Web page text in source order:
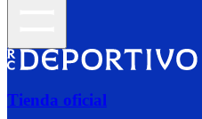
Tienda oficial